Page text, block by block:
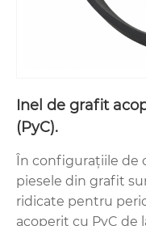
Inel de grafit
(PyC).
În configurațiile de
piesele din grafit
ridicate pentru
acoperit cu PyC de